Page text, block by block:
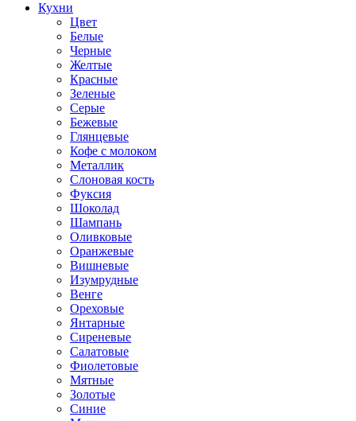
Кухни
Цвет
Белые
Черные
Желтые
Красные
Зеленые
Серые
Бежевые
Глянцевые
Кофе с молоком
Металлик
Слоновая кость
Фуксия
Шоколад
Шампань
Оливковые
Оранжевые
Вишневые
Изумрудные
Венге
Ореховые
Янтарные
Сиреневые
Салатовые
Фиолетовые
Мятные
Золотые
Синие